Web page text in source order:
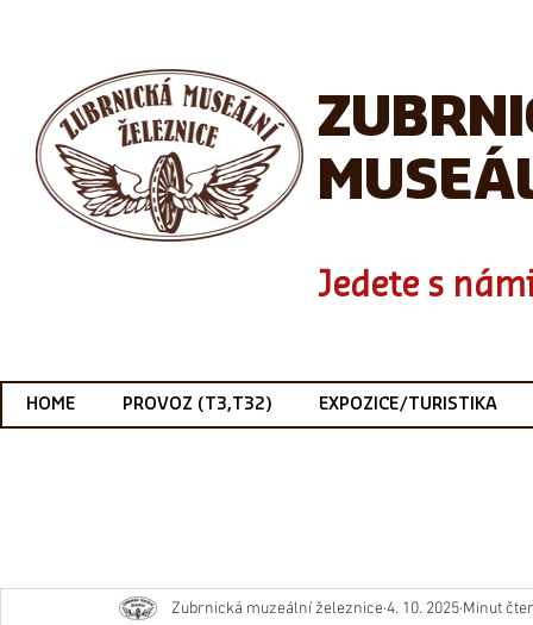
Jedete s
HOME PROVOZ (T3,T32) EXPOZICE/TURISTIKA
Zubrnická muzeální železnice4. 10. 2025 Minut